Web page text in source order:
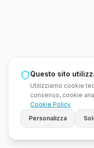
Questo sito
Utilizziamo cookie
consenso, cookie
Cookie Policy
Personalizza